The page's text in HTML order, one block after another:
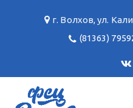
г. Волхов,ул.
(81363)